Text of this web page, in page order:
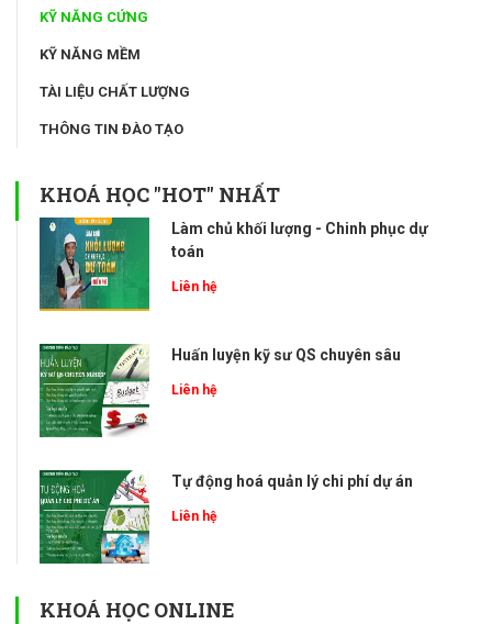
KỸ NĂNG CỨNG
KỸ NĂNG MỀM
TÀI LIỆU CHẤT LƯỢNG
THÔNG TIN ĐÀO TẠO
KHOÁ HỌC "HOT" NHẤT
Làm chủ khối lượng - Chinh phục dự
toán
Liên hệ
Huấn luyện kỹ sư QS chuyên sâu
Liên hệ
Tự động hoá quản lý chi phí dự án
Liên hệ
KHOÁ HỌC ONLINE